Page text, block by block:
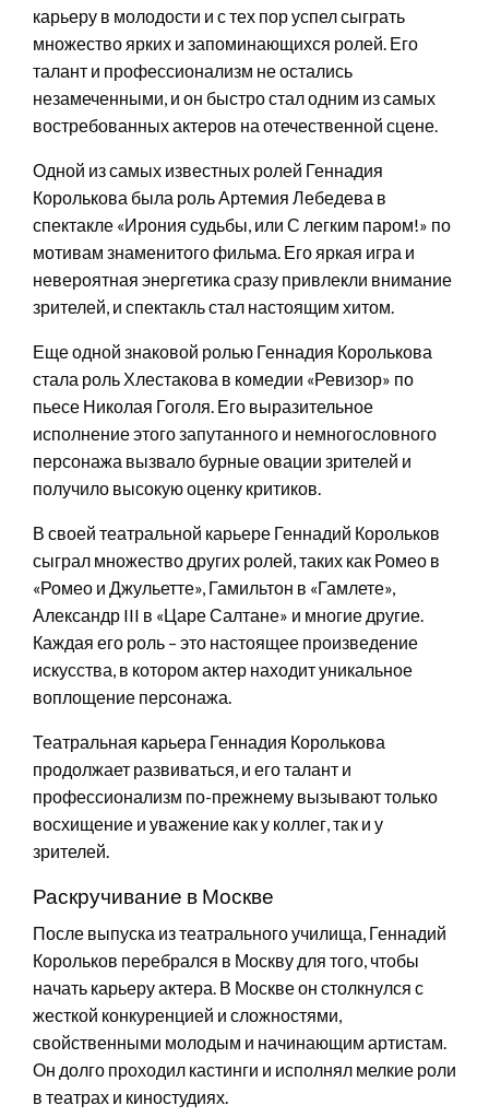
карьеру в молодости и с тех пор успел сыграть
множество ярких и запоминающихся ролей. Его
талант и профессионализм не остались
незамеченными, и он быстро стал одним из самых
востребованных актеров на отечественной сцене.
Одной из самых известных ролей Геннадия
Королькова была роль Артемия Лебедева в
спектакле «Ирония судьбы, или С легким паром!» по
мотивам знаменитого фильма. Его яркая игра и
невероятная энергетика сразу привлекли внимание
зрителей, и спектакль стал настоящим хитом.
Еще одной знаковой ролью Геннадия Королькова
стала роль Хлестакова в комедии «Ревизор» по
пьесе Николая Гоголя. Его выразительное
исполнение этого запутанного и немногословного
персонажа вызвало бурные овации зрителей и
получило высокую оценку критиков.
В своей театральной карьере Геннадий Корольков
сыграл множество других ролей, таких как Ромео в
«Ромео и Джульетте», Гамильтон в «Гамлете»,
Александр III в «Царе Салтане» и многие другие.
Каждая его роль – это настоящее произведение
искусства, в котором актер находит уникальное
воплощение персонажа.
Театральная карьера Геннадия Королькова
продолжает развиваться, и его талант и
профессионализм по-прежнему вызывают только
восхищение и уважение как у коллег, так и у
зрителей.
Раскручивание в Москве
После выпуска из театрального училища, Геннадий
Корольков перебрался в Москву для того, чтобы
начать карьеру актера. В Москве он столкнулся с
жесткой конкуренцией и сложностями,
свойственными молодым и начинающим артистам.
Он долго проходил кастинги и исполнял мелкие роли
в театрах и киностудиях.